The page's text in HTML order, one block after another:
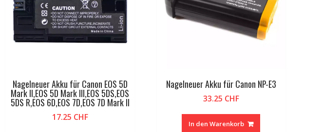
Nagelneuer Akku für Canon EOS 5D
Mark II,EOS 5D Mark III,EOS 5DS,EOS
5DS R,EOS 6D,EOS 7D,EOS 7D Mark II
17.25 CHF
Nagelneuer Akku für Canon NP-E3
33.25 CHF
In den Warenkorb